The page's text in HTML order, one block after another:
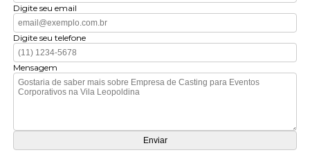
Digite seu email
Digite seu telefone
Mensagem